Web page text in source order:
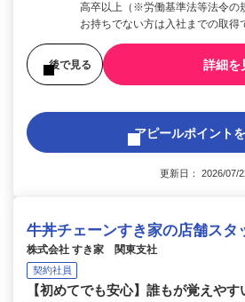
高卒以上（※労働基準法等法令の
お持ちでない方は入社までの取得
後で見る 詳細を
アピールポイント
更新日： 2026/07/
牛丼チェーンすき家の店舗スタ
株式会社 すき家 関東支社
契約社員
【初めてでも安心】誰もが覚えやす